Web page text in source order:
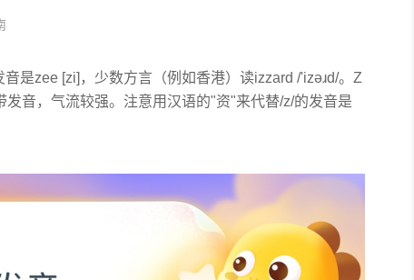
是zee [zi]，少数方言（例如香港）读izzard /'izəɹd/。Z
音，气流较强。注意用汉语的"资"来代替/z/的发音是